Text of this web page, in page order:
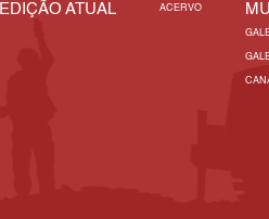
EDIÇÃO ATUAL ACERVO